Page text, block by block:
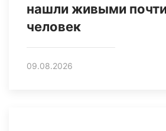
нашли живыми
человек
09.08.2026